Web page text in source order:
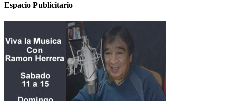
Espacio Publicitario